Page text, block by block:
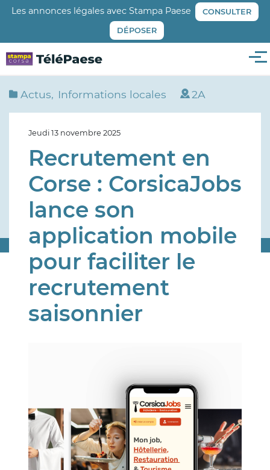
Aller
principal
Les annonces légales avec Stampa Paese CONSULTER
DÉPOSER
Actus Informations locales 2A
Jeudi 13 novembre 2025
Recrutement en
Corse : CorsicaJobs
lance son
application mobile
pour faciliter le
recrutement
saisonnier